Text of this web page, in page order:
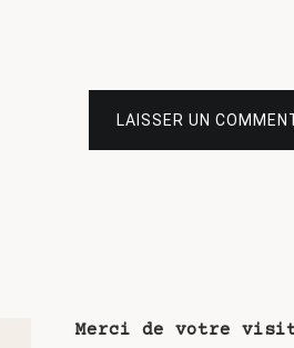
LAISSER UN
Merci de votre